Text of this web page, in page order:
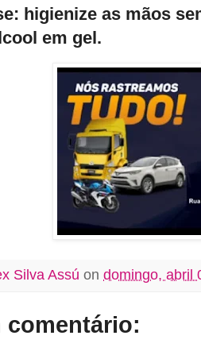
higienize as mãos
em gel.
Silva Assú on domingo, abril
comentário: